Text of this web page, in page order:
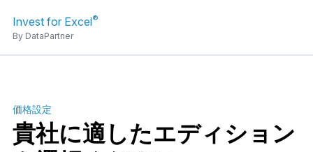
Invest for Excel®
By DataPartner
価格設定
貴社に適したエディション